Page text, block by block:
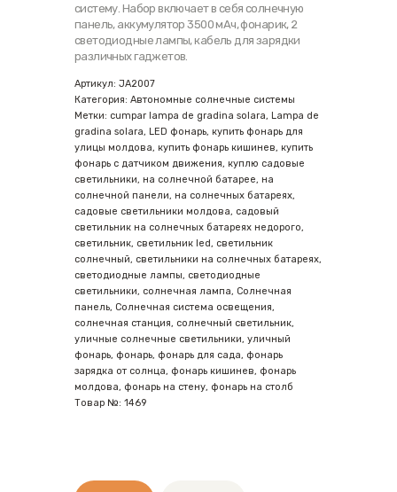
систему. Набор включает в себя солнечную
панель, аккумулятор 3500 мАч, фонарик, 2
светодиодные лампы, кабель для зарядки
различных гаджетов.
Артикул: JA2007
Категория: Автономные солнечные системы
Метки: cumpar lampa de gradina solara, Lampa de
gradina solara, LED фонарь, купить фонарь для
улицы молдова, купить фонарь кишинев, купить
фонарь с датчиком движения, куплю садовые
светильники, на солнечной батарее, на
солнечной панели, на солнечных батареях,
садовые светильники молдова, садовый
светильник на солнечных батареях недорого,
светильник, светильник led, светильник
солнечный, светильники на солнечных батареях,
светодиодные лампы, светодиодные
светильники, солнечная лампа, Солнечная
панель, Солнечная система освещения,
солнечная станция, солнечный светильник,
уличные солнечные светильники, уличный
фонарь, фонарь, фонарь для сада, фонарь
зарядка от солнца, фонарь кишинев, фонарь
молдова, фонарь на стену, фонарь на столб
Товар №: 1469